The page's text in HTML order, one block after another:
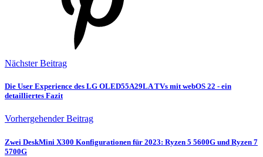
Nächster Beitrag
Die User Experience des LG OLED55A29LA TVs mit webOS 22 - ein
detailliertes Fazit
Vorhergehender Beitrag
Zwei DeskMini X300 Konfigurationen für 2023: Ryzen 5 5600G und Ryzen 7
5700G